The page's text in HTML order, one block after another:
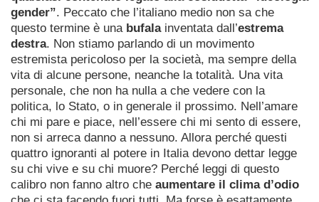
gender”. Peccato che l’italiano medio non sa che
questo termine è una bufalainventata dall’estrema
destra. Non stiamo parlando di un movimento
estremista pericoloso per la società, ma sempre della
vita di alcune persone, neanche la totalità. Una vita
personale, che non ha nulla a che vedere con la
politica, lo Stato, o in generale il prossimo. Nell’amare
chi mi pare e piace, nell’essere chi mi sento di essere,
non si arreca danno a nessuno. Allora perché questi
quattro ignoranti al potere in Italia devono dettar legge
su chi vive e su chi muore? Perché leggi di questo
calibro non fanno altro che aumentare il clima d’odio